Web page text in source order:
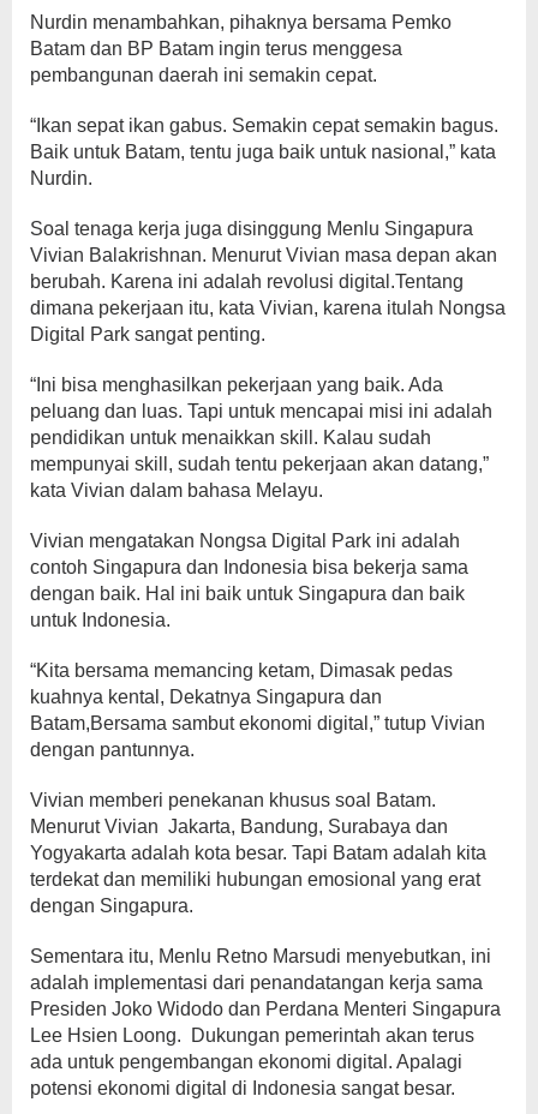
Nurdin menambahkan, pihaknya bersama Pemko
Batam dan BP Batam ingin terus menggesa
pembangunan daerah ini semakin cepat.
“Ikan sepat ikan gabus. Semakin cepat semakin bagus.
Baik untuk Batam, tentu juga baik untuk nasional,” kata
Nurdin.
Soal tenaga kerja juga disinggung Menlu Singapura
Vivian Balakrishnan. Menurut Vivian masa depan akan
berubah. Karena ini adalah revolusi digital.Tentang
dimana pekerjaan itu, kata Vivian, karena itulah Nongsa
Digital Park sangat penting.
“Ini bisa menghasilkan pekerjaan yang baik. Ada
peluang dan luas. Tapi untuk mencapai misi ini adalah
pendidikan untuk menaikkan skill. Kalau sudah
mempunyai skill, sudah tentu pekerjaan akan datang,”
kata Vivian dalam bahasa Melayu.
Vivian mengatakan Nongsa Digital Park ini adalah
contoh Singapura dan Indonesia bisa bekerja sama
dengan baik. Hal ini baik untuk Singapura dan baik
untuk Indonesia.
“Kita bersama memancing ketam, Dimasak pedas
kuahnya kental, Dekatnya Singapura dan
Batam,Bersama sambut ekonomi digital,” tutup Vivian
dengan pantunnya.
Vivian memberi penekanan khusus soal Batam.
Menurut Vivian Jakarta, Bandung, Surabaya dan
Yogyakarta adalah kota besar. Tapi Batam adalah kita
terdekat dan memiliki hubungan emosional yang erat
dengan Singapura.
Sementara itu, Menlu Retno Marsudi menyebutkan, ini
adalah implementasi dari penandatangan kerja sama
Presiden Joko Widodo dan Perdana Menteri Singapura
Lee Hsien Loong. Dukungan pemerintah akan terus
ada untuk pengembangan ekonomi digital. Apalagi
potensi ekonomi digital di Indonesia sangat besar.